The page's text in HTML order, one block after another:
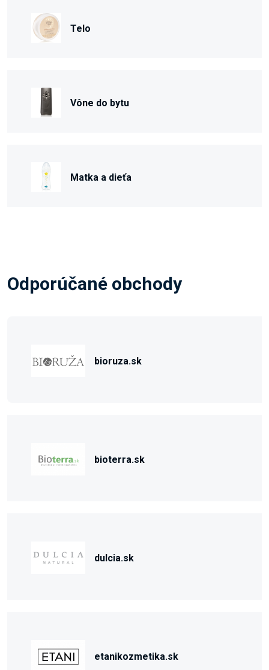
Telo
Vône do bytu
Matka a dieťa
Odporúčané obchody
bioruza.sk
bioterra.sk
dulcia.sk
etanikozmetika.sk